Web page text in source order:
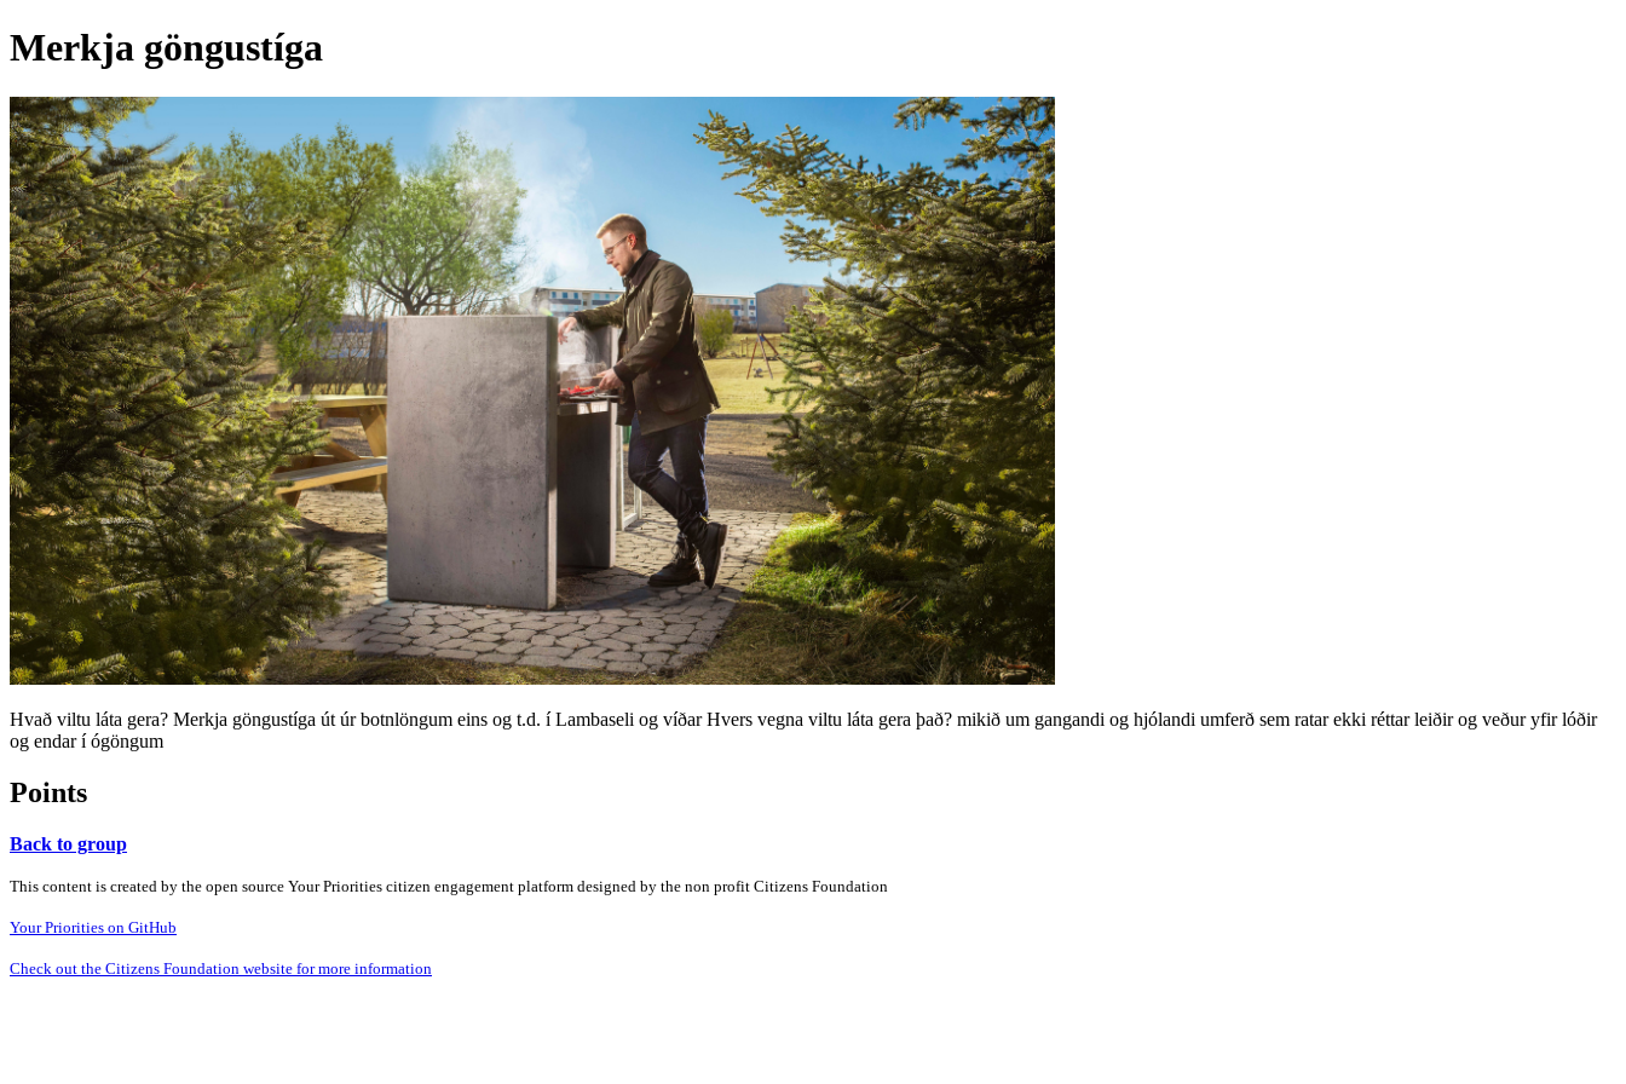
Merkja göngustíga
Hvað viltu láta gera? Merkja göngustíga út úr botnlöngum eins og t.d. í Lambaseli og víðar Hvers vegna viltu láta gera það? mikið um gangandi og hjólandi umferð sem ratar ekki réttar leiðir og veður yfir lóðir
og endar í ógöngum
Points
Back to group
This content is created by the open source Your Priorities citizen engagement platform designed by the non profit Citizens Foundation
Your Priorities on GitHub
Check out the Citizens Foundation website for more information